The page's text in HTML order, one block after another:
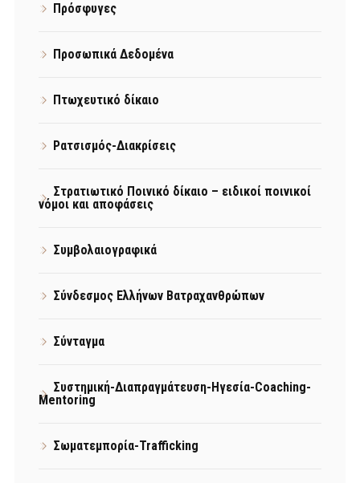
Πρόσφυγες
Προσωπικά Δεδομένα
Πτωχευτικό δίκαιο
Ρατσισμός-Διακρίσεις
Στρατιωτικό Ποινικό δίκαιο – ειδικοί ποινικοί
νόμοι και αποφάσεις
Συμβολαιογραφικά
Σύνδεσμος Ελλήνων Βατραχανθρώπων
Σύνταγμα
Συστημική-Διαπραγμάτευση-Ηγεσία-Coaching-
Mentoring
Σωματεμπορία-Trafficking